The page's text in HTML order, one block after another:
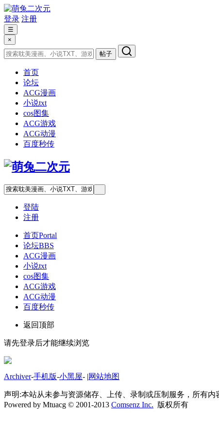
登录 注册
☰
×
帖子
首页
论坛
ACG漫画
小说txt
cos图集
ACG游戏
ACG动漫
百度秒传
登陆
注册
首页Portal
论坛BBS
ACG漫画
小说txt
cos图集
ACG游戏
ACG动漫
百度秒传
返回顶部
请先登录后才能继续浏览
Archiver-手机版-小黑屋- |网站地图
声明:本站从未参与资源储存、上传、录制或压制服务，所有
Powered by Mtuacg © 2001-2013 Comsenz Inc. 版权所有